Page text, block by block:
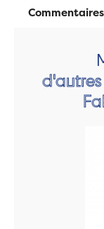
Commentaires